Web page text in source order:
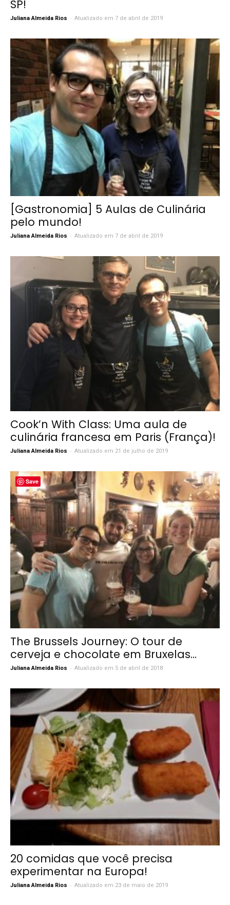
SP!
Juliana Almeida Rios - Atualizado em 7 de abril de 2019
[Gastronomia] 5 Aulas de Culinária
pelo mundo!
Juliana Almeida Rios - Atualizado em 7 de abril de 2019
Cook’n With Class: Uma aula de
culinária francesa em Paris (França)!
Juliana Almeida Rios - Atualizado em 21 de julho de 2019
The Brussels Journey: O tour de
cerveja e chocolate em Bruxelas...
Juliana Almeida Rios - Atualizado em 5 de abril de 2018
20 comidas que você precisa
experimentar na Europa!
Juliana Almeida Rios - Atualizado em 23 de maio de 2019
Save